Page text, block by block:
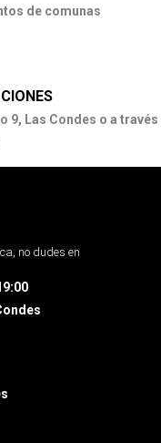
de comunas
9, Las Condes o a través
no dudes en